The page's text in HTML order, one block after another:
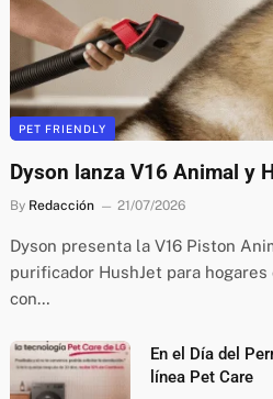
PET FRIENDLY
Dyson lanza V16 Animal y
By Redacción 21/07/2026
Dyson presenta la V16 Piston
purificador HushJet para hogares
con…
En el Día del
línea Pet Care